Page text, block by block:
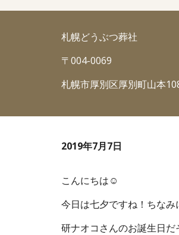
札幌どうぶつ葬社
〒004-0069
札幌市厚別区厚別町山本
2019年7月7日
こんにちは☺
今日は七夕ですね！ちな
研ナオコさんのお誕生日